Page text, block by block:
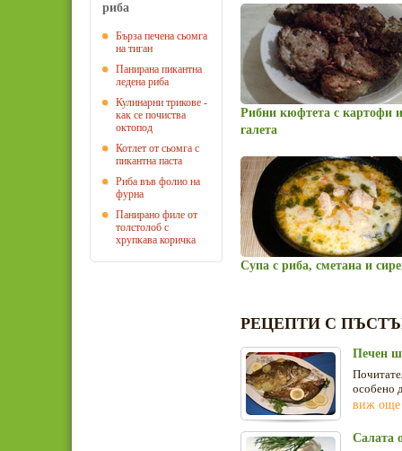
риба
Бърза печена сьомга
на тиган
Панирана пикантна
ледена риба
Кулинарни трикове -
как се почиства
октопод
Котлет от сьомга с
пикантна паста
Риба във фолио на
фурна
Панирано филе от
толстолоб с
хрупкава коричка
Рибни кюфтета с картофи и
галета
Супа с риба, сметана и
РЕЦЕПТИ С
Печен
особено
виж още
Салата